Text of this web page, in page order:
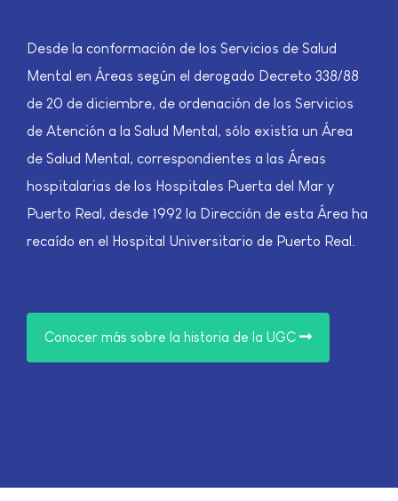
Desde la conformación de los Servicios de Salud
Mental en Áreas según el derogado Decreto 338/88
de 20 de diciembre, de ordenación de los Servicios
de Atención a la Salud Mental, sólo existía un Área
de Salud Mental, correspondientes a las Áreas
hospitalarias de los Hospitales Puerta del Mar y
Puerto Real, desde 1992 la Dirección de esta Área ha
recaído en el Hospital Universitario de Puerto Real.
Conocer más sobre la historia de la UGC